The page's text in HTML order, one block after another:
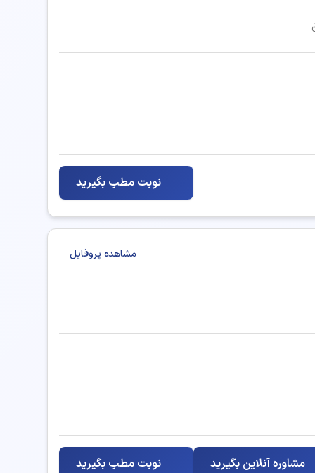
پوست، مو (عمومی)
نوبت مطب بگیرید
مشاهده پروفایل
نوبت مطب بگیرید مشاوره آنلاین بگیرید